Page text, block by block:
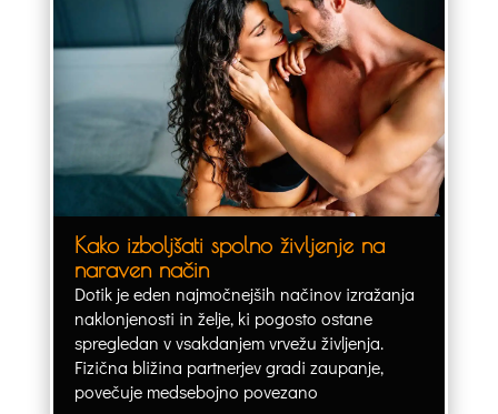
Kako izboljšati spolno življenje na
naraven način
Dotik je eden najmočnejših načinov izražanja
naklonjenosti in želje, ki pogosto ostane
spregledan v vsakdanjem vrvežu življenja.
Fizična bližina partnerjev gradi zaupanje,
povečuje medsebojno povezano